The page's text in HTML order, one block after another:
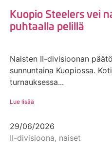
Kuopio Steelers vei
puhtaalla pelillä
Naisten II-divisioonan
sunnuntaina Kuopiossa.
turnauksessa...
Lue lisää
29/06/2026
II-divisioona, naiset